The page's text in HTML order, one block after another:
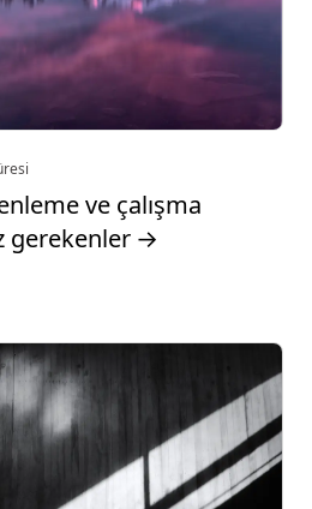
ve çalışma
gerekenler →